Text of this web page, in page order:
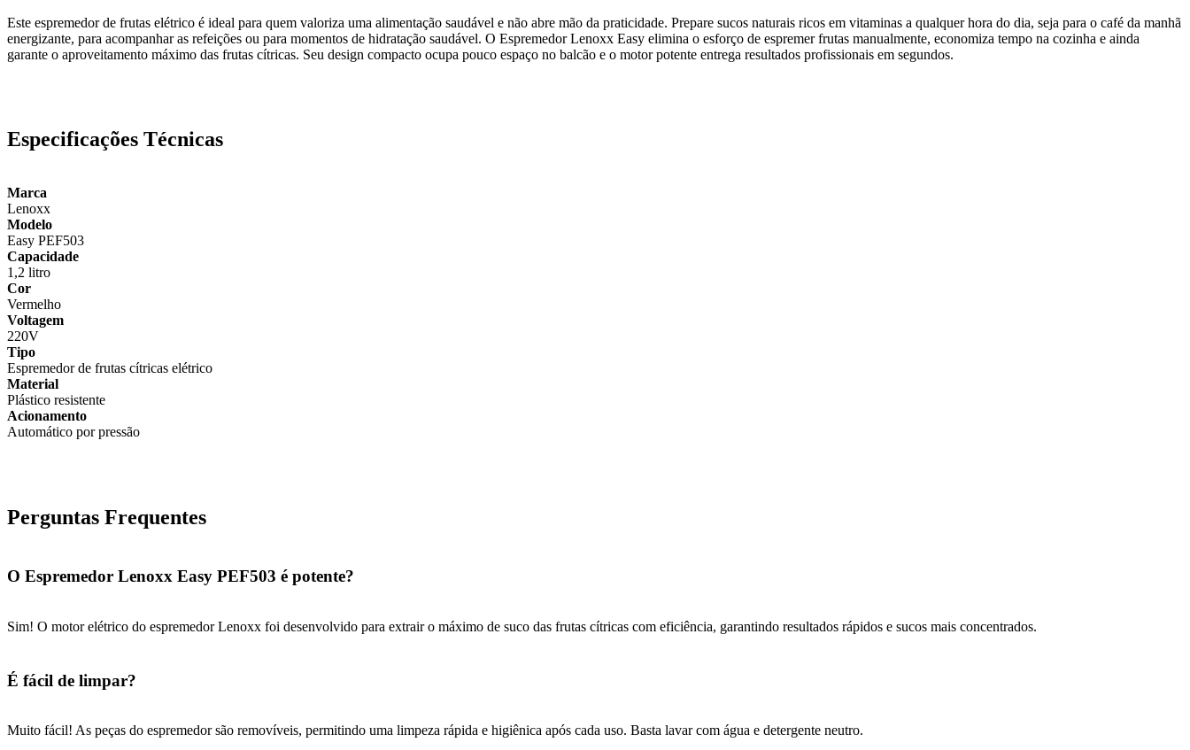
Este espremedor de frutas elétrico é ideal para quem valoriza uma alimentação saudável e não abre mão da praticidade. Prepare sucos naturais ricos em vitaminas a qualquer hora do dia, seja para o café da manhã
energizante, para acompanhar as refeições ou para momentos de hidratação saudável. O Espremedor Lenoxx Easy elimina o esforço de espremer frutas manualmente, economiza tempo na cozinha e ainda
garante o aproveitamento máximo das frutas cítricas. Seu design compacto ocupa pouco espaço no balcão e o motor potente entrega resultados profissionais em segundos.
Especificações Técnicas
Marca
Lenoxx
Modelo
Easy PEF503
Capacidade
1,2 litro
Cor
Vermelho
Voltagem
220V
Tipo
Espremedor de frutas cítricas elétrico
Material
Plástico resistente
Acionamento
Automático por pressão
Perguntas Frequentes
O Espremedor Lenoxx Easy PEF503 é potente?
Sim! O motor elétrico do espremedor Lenoxx foi desenvolvido para extrair o máximo de suco das frutas cítricas com eficiência, garantindo resultados rápidos e sucos mais concentrados.
É fácil de limpar?
Muito fácil! As peças do espremedor são removíveis, permitindo uma limpeza rápida e higiênica após cada uso. Basta lavar com água e detergente neutro.